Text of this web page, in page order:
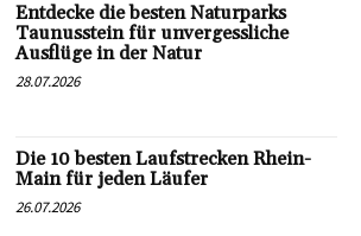
Entdecke die besten Naturparks
Taunusstein für unvergessliche
Ausflüge in der Natur
28.07.2026
Die 10 besten Laufstrecken Rhein-
Main für jeden Läufer
26.07.2026